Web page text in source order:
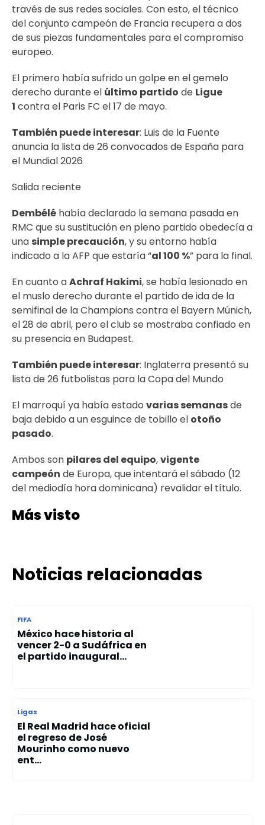
través de sus redes sociales. Con esto, el técnico
del conjunto campeón de Francia recupera a dos
de sus piezas fundamentales para el compromiso
europeo.
El primero había sufrido un golpe en el gemelo
derecho durante el último partido de Ligue
1 contra el Paris FC el 17 de mayo.
También puede interesar: Luis de la Fuente
anuncia la lista de 26 convocados de España para
el Mundial 2026
Salida reciente
Dembélé había declarado la semana pasada en
RMC que su sustitución en pleno partido obedecía a
una simple precaución, y su entorno había
indicado a la AFP que estaría “al 100 %” para la final.
En cuanto aAchraf Hakimi, se había lesionado en
el muslo derecho durante el partido de ida de la
semifinal de la Champions contra el Bayern Múnich,
el 28 de abril, pero el club se mostraba confiado en
su presencia en Budapest.
También puede interesar: Inglaterra presentó su
lista de 26 futbolistas para la Copa del Mundo
El marroquí ya había estado varias semanasde
baja debido a un esguince de tobillo el otoño
pasado.
Ambos son pilares del equipo,vigente
campeón de Europa, que intentará el sábado (12
del mediodía hora dominicana) revalidar el título.
Más visto
Noticias relacionadas
FIFA
México hace historia al
vencer 2-0 a Sudáfrica en
el partido inaugural...
Ligas
El Real Madrid hace oficial
el regreso de José
Mourinho como nuevo
ent...